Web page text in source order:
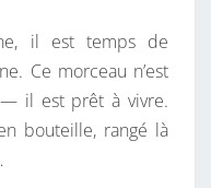
il est temps de
Ce morceau n’est
il est prêt à vivre.
bouteille, rangé là